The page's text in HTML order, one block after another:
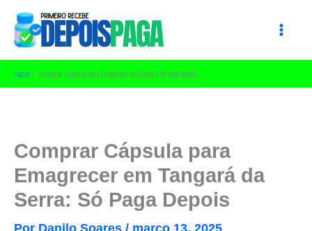
para
conteúdo
Início Comprar Cápsula para Emagrecer em [local]: Só Paga Depois
Comprar Cápsula para
Emagrecer em Tangará da
Serra: Só Paga Depois